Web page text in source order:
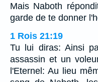
Mais Naboth
garde de te donner
1 Rois 21:19
Tu lui diras: Ainsi
assassin et un
l'Eternel: Au lieu